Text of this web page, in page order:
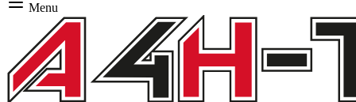
Menu